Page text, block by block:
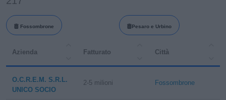
Fossombrone Pesaro e Urbino
Azienda Fatturato Città
O.C.R.E.M. S.R.L.
UNICO SOCIO
2-5 milioni Fossombrone